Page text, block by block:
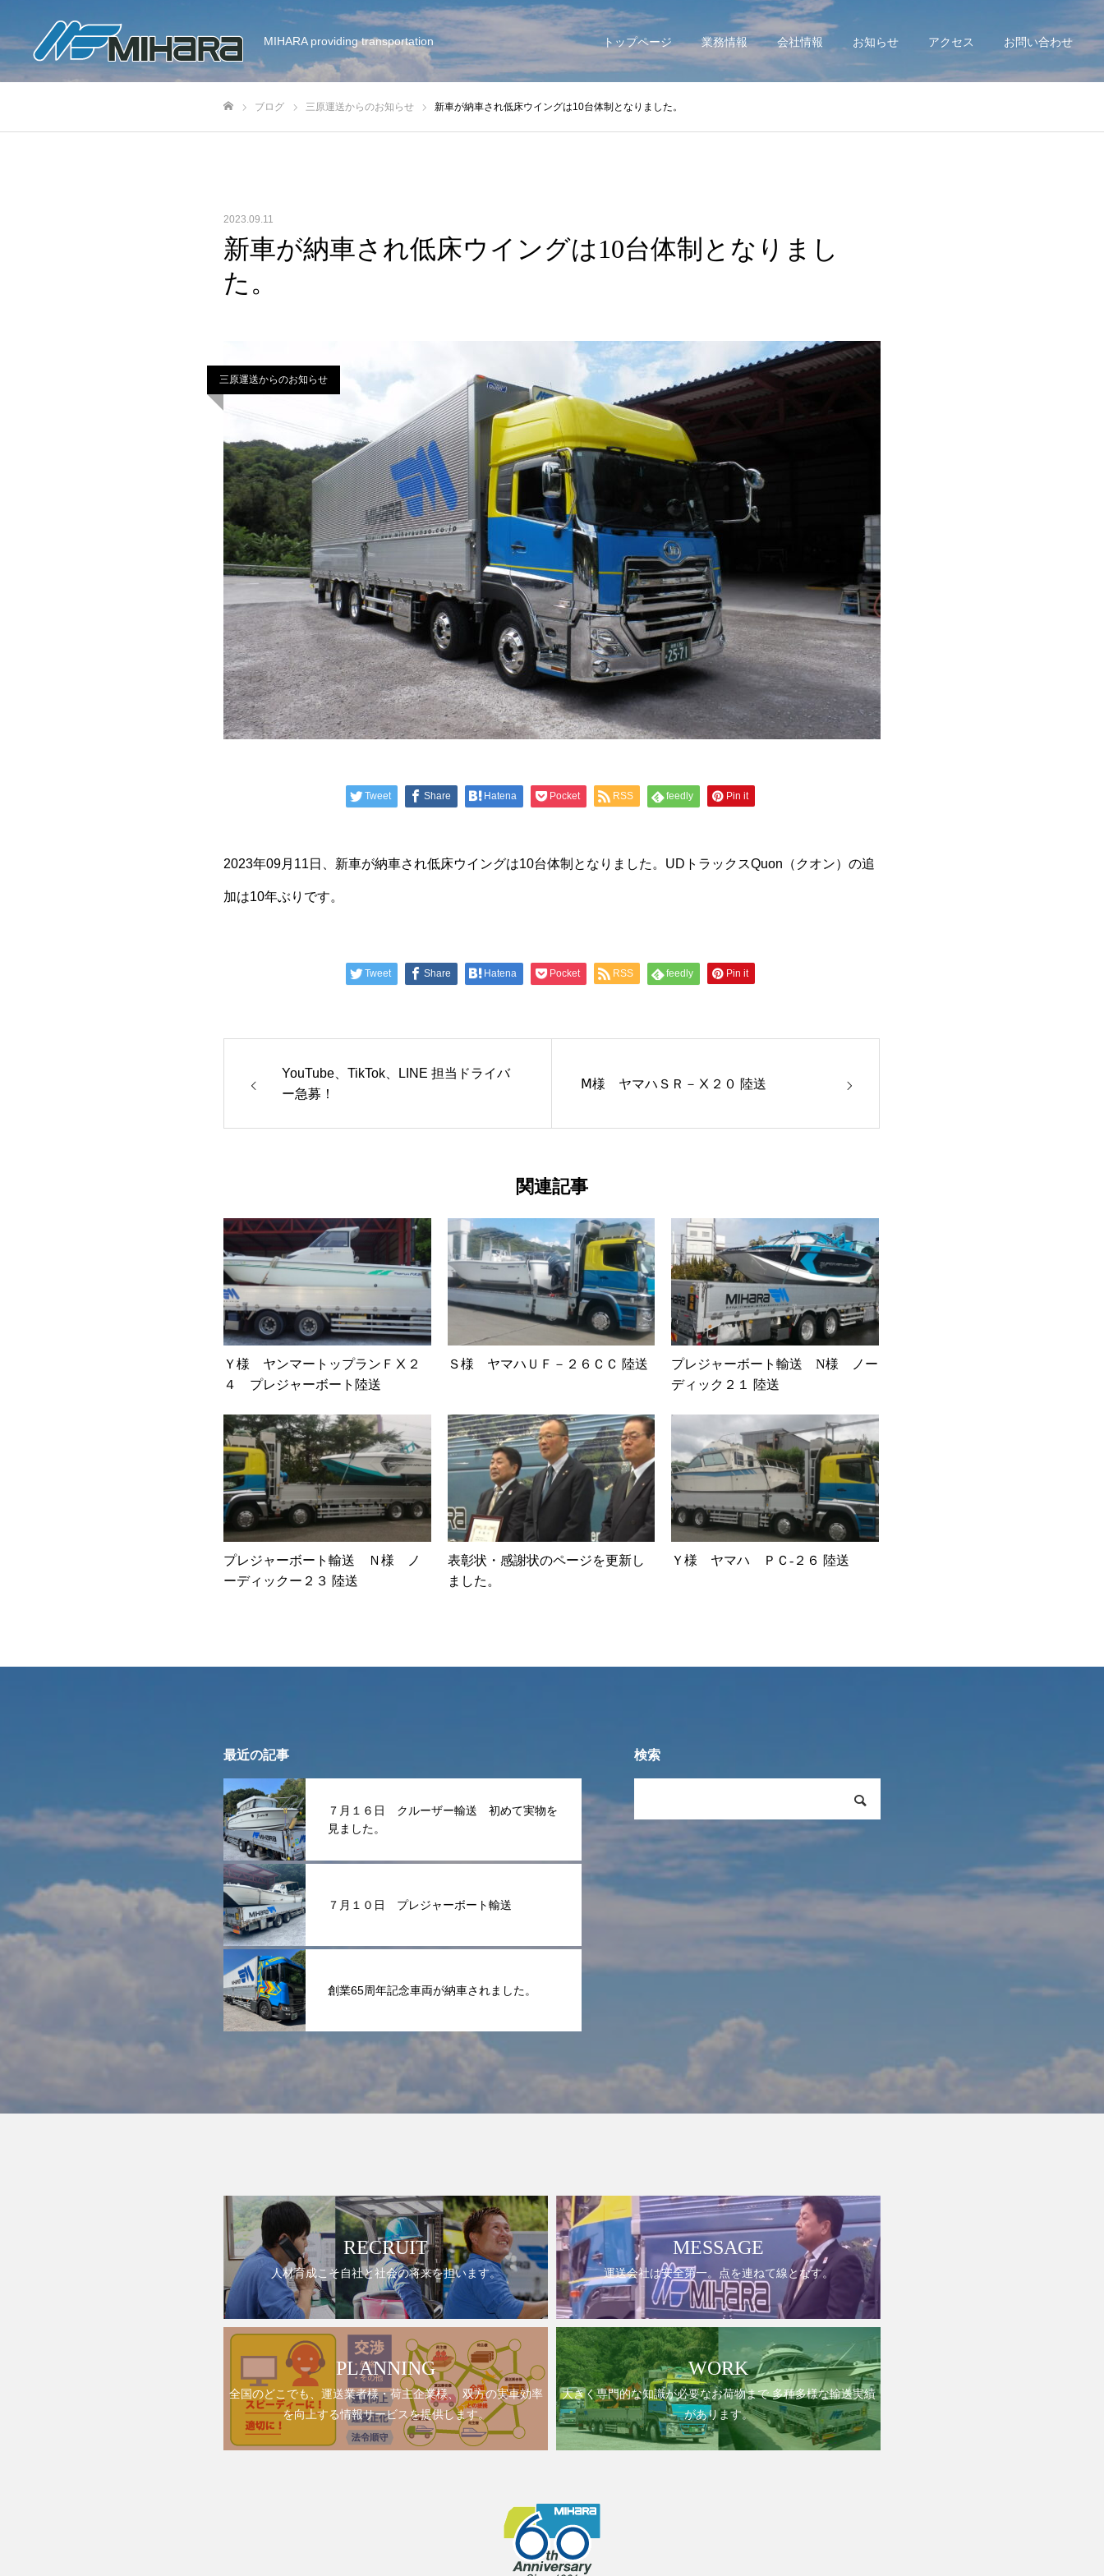
MIHARA providing transportation トップページ 業務情報 会社情報 お知らせ アクセス お問い合わせ
ブログ 三原運送からのお知らせ 新車が納車され低床ウイングは10台体制となりました。
2023.09.11
新車が納車され低床ウイングは10台体制となりまし
た。
三原運送からのお知らせ
Tweet Share Hatena Pocket RSS feedly Pin it
2023年09月11日、新車が納車され低床ウイングは10台体制となりました。UDトラックスQuon（クオン）の追
加は10年ぶりです。
Tweet Share Hatena Pocket RSS feedly Pin it
YouTube、TikTok、LINE 担当ドライバ
ー急募！
Ⅿ様 ヤマハＳＲ－Ⅹ２０ 陸送
関連記事
Ｙ様 ヤンマートップランＦⅩ２
４ プレジャーボート陸送
Ｓ様 ヤマハＵＦ－２６ＣＣ 陸送
プレジャーボート輸送 N様 ノー
ディック２１ 陸送
プレジャーボート輸送 Ｎ様 ノ
ーディックー２３ 陸送
表彰状・感謝状のページを更新し
ました。
Ｙ様 ヤマハ ＰＣ-２６ 陸送
最近の記事
７月１６日 クルーザー輸送 初めて実物を
見ました。
７月１０日 プレジャーボート輸送
創業65周年記念車両が納車されました。
検索
RECRUIT
人材育成こそ自社と社会の将来を担います。
MESSAGE
運送会社は安全第一。点を連ねて線となす。
PLANNING
全国のどこでも、運送業者様・荷主企業様、 双方の実車効率
を向上する情報サービスを提供します。
WORK
大きく専門的な知識が必要なお荷物まで 多種多様な輸送実績
があります。